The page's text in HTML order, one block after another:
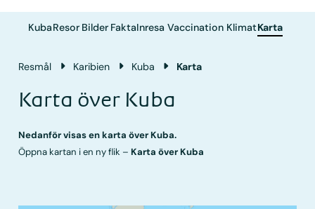
KubaResor Bilder FaktaInresa Vaccination KlimatKarta
Resmål Karibien Kuba Karta
Karta över Kuba
Nedanför visas en karta över Kuba.
Öppna kartan i en ny flik – Karta över Kuba